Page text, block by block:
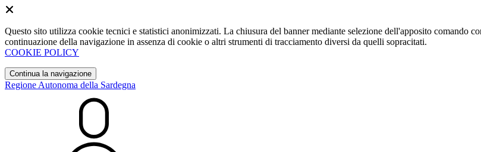
Questo sito utilizza cookie tecnici e statistici anonimizzati. La chiusura del banner mediante selezione dell'apposito comando
continuazione della navigazione in assenza di cookie o altri strumenti di tracciamento diversi da quelli sopracitati.
COOKIE POLICY
Continua la navigazione
Regione Autonoma della Sardegna